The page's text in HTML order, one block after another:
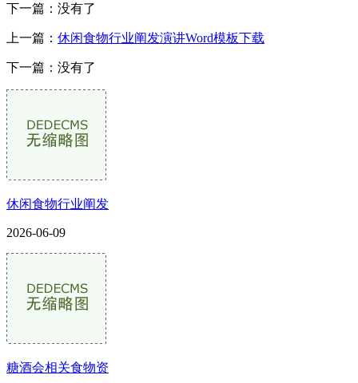
下一篇：没有了
上一篇： 休闲食物行业阐发演讲Word模板下载
下一篇：没有了
休闲食物行业阐发
2026-06-09
糖酒会相关食物资